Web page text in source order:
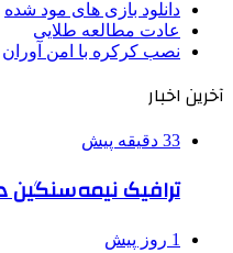
دانلود بازی های مود شده
عادت مطالعه طلایی
نصب کرکره با امن آوران
آخرین اخبار
33 دقیقه پیش
ترافیک نیمه‌سنگین
1 روز پیش